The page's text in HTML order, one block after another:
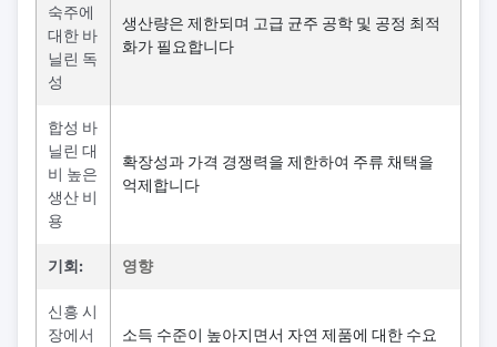
숙주에
대한 바
닐린 독
성
생산량은 제한되며 고급 균주 공학 및 공정 최적
화가 필요합니다
합성 바
닐린 대
비 높은
생산 비
용
확장성과 가격 경쟁력을 제한하여 주류 채택을
억제합니다
기회: 영향
신흥 시
장에서
소득 수준이 높아지면서 자연 제품에 대한 수요